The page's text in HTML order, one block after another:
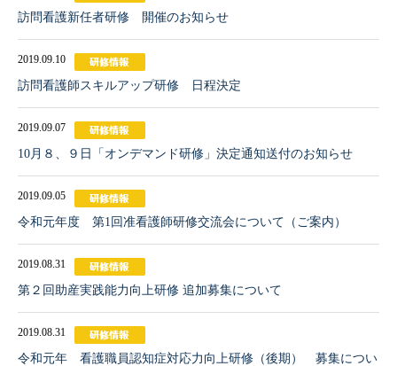
訪問看護新任者研修 開催のお知らせ
2019.09.10
訪問看護師スキルアップ研修 日程決定
2019.09.07
10月８、９日「オンデマンド研修」決定通知送付のお知らせ
2019.09.05
令和元年度 第1回准看護師研修交流会について（ご案内）
2019.08.31
第２回助産実践能力向上研修 追加募集について
2019.08.31
令和元年 看護職員認知症対応力向上研修（後期） 募集につい